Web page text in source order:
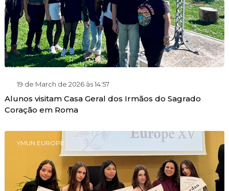
19 de March de 2026 às 14:57
Alunos visitam Casa Geral dos Irmãos do Sagrado
Coração em Roma
YMUN EUROPE